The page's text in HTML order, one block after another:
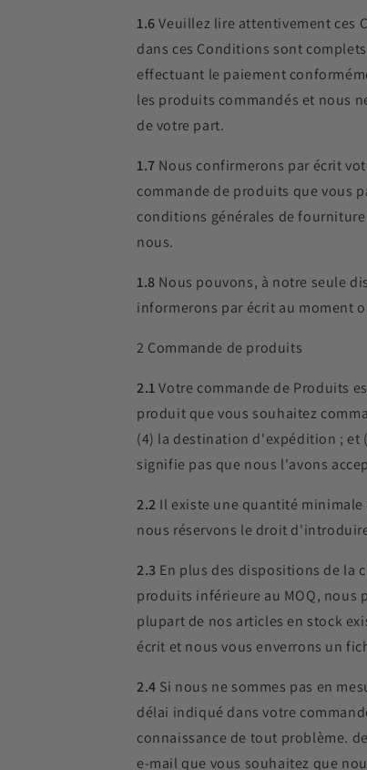
1.6 Veuillez lire attentivement ces
dans ces Conditions sont
effectuant le paiement
les produits commandés et nous
de votre part.
1.7 Nous confirmerons par écrit
commande de produits que vous
conditions générales de
nous.
1.8 Nous pouvons, à notre seule
informerons par écrit au moment
2 Commande de produits
2.1 Votre commande de Produits
produit que vous souhaitez
(4) la destination d'expédition ; et
signifie pas que nous l'avons
2.2 Il existe une quantité minimale
nous réservons le droit
2.3 En plus des dispositions de la
produits inférieure au MOQ, nous
plupart de nos articles en stock
écrit et nous vous enverrons un
2.4 Si nous ne sommes pas en
délai indiqué dans votre
connaissance de tout problème.
e-mail que vous souhaitez que